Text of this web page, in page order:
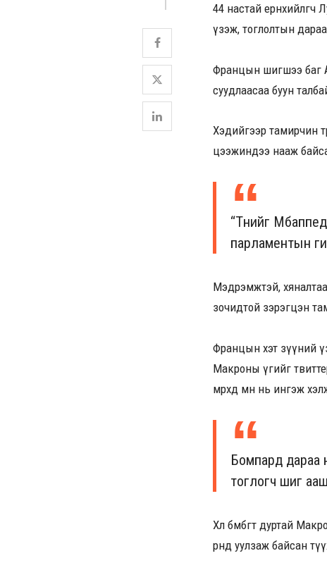
44 настай
үзэж, тоглолтын
Францын шигшээ баг
суудлаасаа буун
Хэдийгээр тамирчин
цээжиндээ нааж
“Түүнийг
парламентын
Мэдрэмжтэй,
зочидтой зэрэгцэн
Францын хэт зүүний
Макроны үгийг
өмөөрөхдөө өмнө нь ингэж
Бомпард дараа
тоглогч шиг
Хөл бөмбөгт дуртай
өрөөнд уулзаж байсан